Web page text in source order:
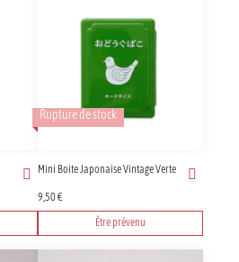
Rupture de stock
Mini Boite Japonaise Vintage Verte
9,50€
Être prévenu